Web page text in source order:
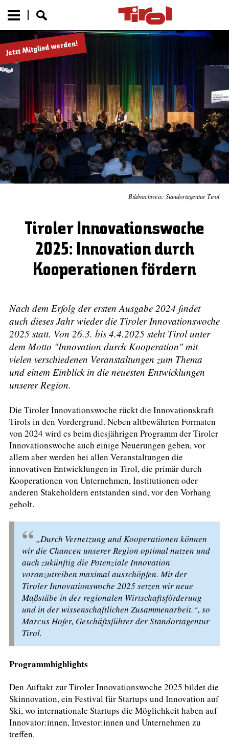
Bildnachweis: Standortagentur Tirol
Jetzt Mitglied werden!
Tiroler Innovationswoche
2025: Innovation durch
Kooperationen fördern
Nach dem Erfolg der ersten Ausgabe 2024 findet
auch dieses Jahr wieder die Tiroler Innovationswoche
2025 statt. Von 26.3. bis 4.4.2025 steht Tirol unter
dem Motto "Innovation durch Kooperation" mit
vielen verschiedenen Veranstaltungen zum Thema
und einem Einblick in die neuesten Entwicklungen
unserer Region.
Die Tiroler Innovationswoche rückt die Innovationskraft
Tirols in den Vordergrund. Neben altbewährten Formaten
von 2024 wird es beim diesjährigen Programm der Tiroler
Innovationswoche auch einige Neuerungen geben, vor
allem aber werden bei allen Veranstaltungen die
innovativen Entwicklungen in Tirol, die primär durch
Kooperationen von Unternehmen, Institutionen oder
anderen Stakeholdern entstanden sind, vor den Vorhang
geholt.
„Durch Vernetzung und Kooperationen können
wir die Chancen unserer Region optimal nutzen und
auch zukünftig die Potenziale Innovation
voranzutreiben maximal ausschöpfen. Mit der
Tiroler Innovationswoche 2025 setzen wir neue
Maßstäbe in der regionalen Wirtschaftsförderung
und in der wissenschaftlichen Zusammenarbeit.“, so
Marcus Hofer, Geschäftsführer der Standortagentur
Tirol.
Programmhighlights
Den Auftakt zur Tiroler Innovationswoche 2025 bildet die
Skinnovation, ein Festival für Startups und Innovation auf
Ski, wo internationale Startups die Möglichkeit haben auf
Innovator:innen, Investor:innen und Unternehmen zu
treffen.